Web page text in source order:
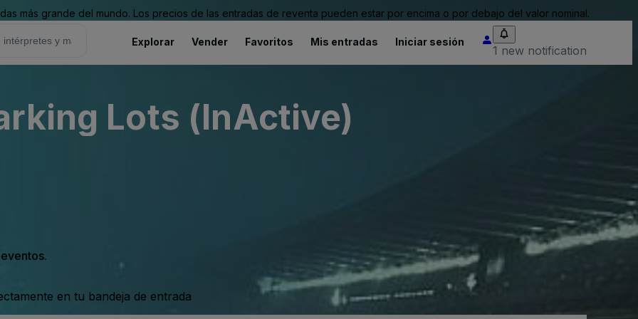
más grande del mundo. Los precios de las entradas de reventa pueden estar por encima o por debajo del valor nominal.
Explorar Vender Favoritos Mis entradas Iniciar sesión
1 new notification
Lots (InActive)
en tu bandeja de entrada